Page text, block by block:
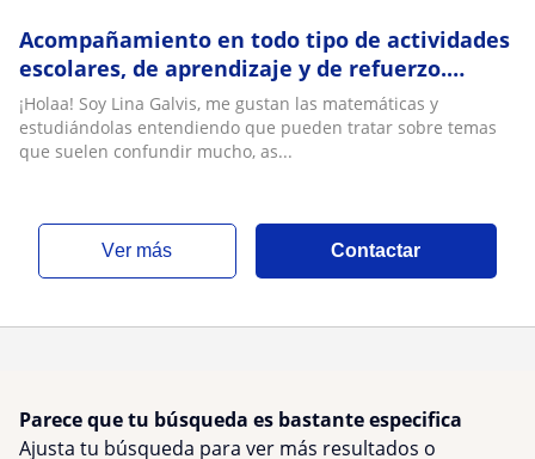
Acompañamiento en todo tipo de actividades
escolares, de aprendizaje y de refuerzo.
Clases de matemáticas, cálculo, geometría y
LaTex
¡Holaa! Soy Lina Galvis, me gustan las matemáticas y
estudiándolas entendiendo que pueden tratar sobre temas
que suelen confundir mucho, as...
ver más Contactar
Parece que tu búsqueda es bastante especifica
Ajusta tu búsqueda para ver más resultados o